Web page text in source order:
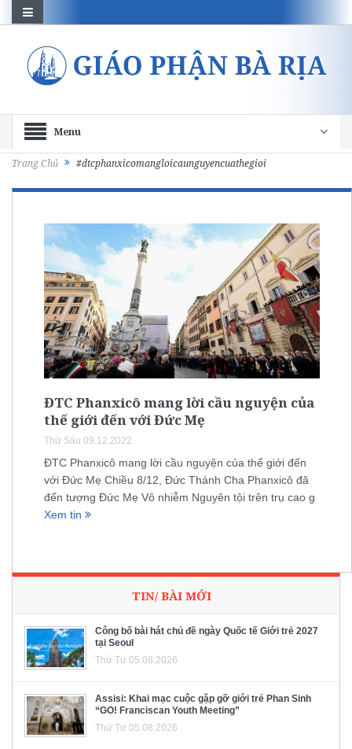
Menu
Trang Chủ #dtcphanxicomangloicaunguyencuathegioi
ĐTC Phanxicô mang lời cầu nguyện của
thế giới đến với Đức Mẹ
Thứ Sáu 09.12.2022
ĐTC Phanxicô mang lời cầu nguyện của thế giới đến
với Đức Mẹ Chiều 8/12, Đức Thánh Cha Phanxicô đã
đến tượng Đức Mẹ Vô nhiễm Nguyên tội trên trụ cao g
Xem tin
TIN/ BÀI MỚI
Công bố bài hát chủ đề ngày Quốc tế Giới trẻ 2027
tại Seoul
Thứ Tư 05.08.2026
Assisi: Khai mạc cuộc gặp gỡ giới trẻ Phan Sinh
“GO! Franciscan Youth Meeting”
Thứ Tư 05.08.2026